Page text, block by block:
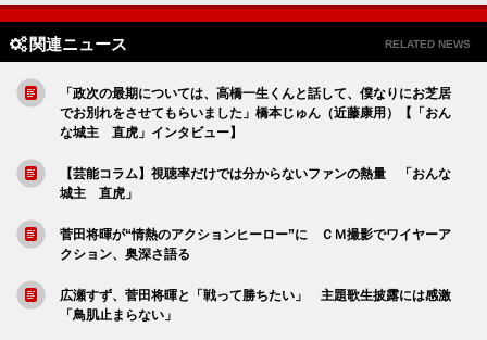
関連ニュース RELATED NEWS
「政次の最期については、高橋一生くんと話して、僕なりにお芝居
でお別れをさせてもらいました」橋本じゅん（近藤康用）【「おん
な城主 直虎」インタビュー】
【芸能コラム】視聴率だけでは分からないファンの熱量 「おんな
城主 直虎」
菅田将暉が“情熱のアクションヒーロー”に ＣＭ撮影でワイヤーア
クション、奥深さ語る
広瀬すず、菅田将暉と「戦って勝ちたい」 主題歌生披露には感激
「鳥肌止まらない」